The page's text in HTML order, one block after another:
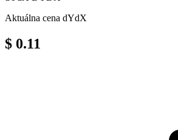
Aktuálna cena dYdX
$ 0.11